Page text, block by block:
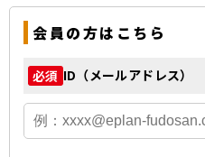
会員の方はこちら
必須 ID（メールアドレス）